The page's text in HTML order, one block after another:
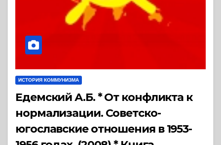
ИСТОРИЯ КОММУНИЗМА
Едемский А.Б. * От конфликта к
нормализации. Советско-
югославские отношения в 1953-